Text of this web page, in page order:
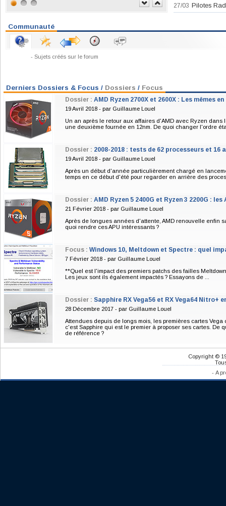
Un an après le retour aux affaires d'AMD avec Ryzen
dans le monde des CPU, le constructeur lance une
deuxième fournée en 12nm. De quoi changer l'ordre
établi ?
Dossier: 2008-2018 : tests de 62 processeurs
et 16 archis Intel et AMD !
Après un début d'année particulièrement chargé en
lancement de processeurs, prenons un peu de temps en
ce début d'été pour regarder en arrière des processeurs
bien plus anciens...
Actu: Intel lance la 2ème vague de sa 8ème
Six mois après le lancement des premiers Coffee Lake
27/03 Pilotes
Communauté
- Sujets créés sur le forum
Derniers Dossiers & Focus / Dossiers / Focus
Dossier :AMD Ryzen 2700X et 2600X : Les mêmes
19 Avril 2018 - par Guillaume Louel
Un an après le retour aux affaires d'AMD avec Ryzen dans
une deuxième fournée en 12nm. De quoi changer l'ordre
Dossier : 2008-2018 : tests de 62 processeurs et 16
19 Avril 2018 - par Guillaume Louel
Après un début d'année particulièrement chargé en
temps en ce début d'été pour regarder en arrière des
Dossier :AMD Ryzen 5 2400G et Ryzen 3 2200G :
21 Février 2018 - par Guillaume Louel
Après de longues années d'attente, AMD renouvelle enfin
quoi rendre ces APU intéressants ?
Focus :Windows 10, Meltdown et Spectre : quel
7 Février 2018 - par Guillaume Louel
**Quel est l'impact des premiers patchs des failles
Les jeux sont ils également impactés ? Essayons de ...
Dossier : Sapphire RX Vega56 et RX Vega64 Nitro+
28 Décembre 2017 - par Guillaume Louel
Attendues depuis de longs mois, les premières cartes Vega
c'est Sapphire qui est le premier à proposer ses cartes. De
de référence ?
Copyright ©
- A